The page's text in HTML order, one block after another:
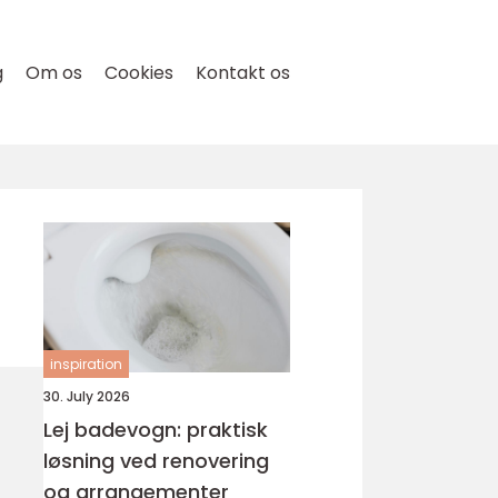
Om os Cookies Kontakt os
inspiration
30. July 2026
Lej badevogn: praktisk
løsning ved renovering
og arrangementer